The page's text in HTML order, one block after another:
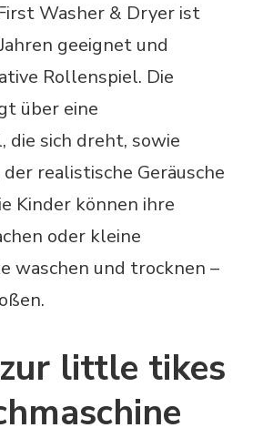
Washer & Dryer ist
geeignet und
Rollenspiel. Die
über eine
die sich dreht, sowie
realistische Geräusche
Kinder können ihre
oder kleine
waschen und trocknen –
little tikes